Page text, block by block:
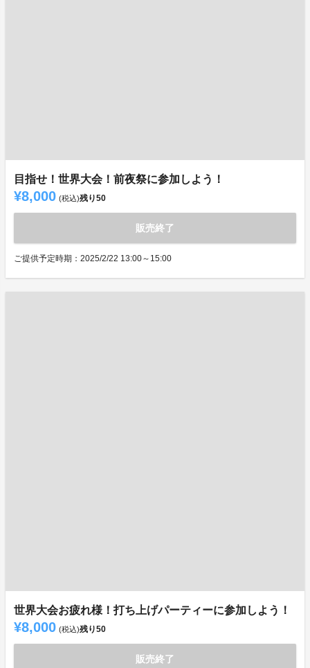
目指せ！世界大会！前夜祭に参加しよう！
¥8,000 (税込)残り50
販売終了
ご提供予定時期：2025/2/22 13:00～15:00
世界大会お疲れ様！打ち上げパーティーに参加しよう！
¥8,000 (税込)残り50
販売終了